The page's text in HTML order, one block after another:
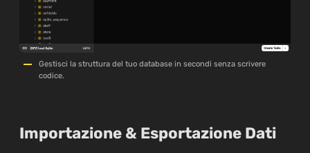
Gestisci la struttura del tuo database in secondi senza scrivere
codice.
Importazione & Esportazione Dati